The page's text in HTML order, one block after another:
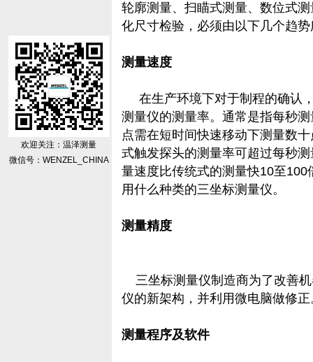
欢迎关注：温泽测量
微信号：WENZEL_CHINA
轮廓测量、扫瞄式测量、数位式
化尺寸检验，必须由以下几个趋
测量速度
在生产环境下对于制程的确认
测量仪的测量率。通常是指每秒
点需在短时间快速移动下测量数
式触发探头的测量率可超过每秒
量速度比传统式的测量快10至
用什么种类的三坐标测量仪。
测量精度
三坐标测量仪制造商为了改善
仪的新架构，并利用微电脑做修正
测量程序及软件